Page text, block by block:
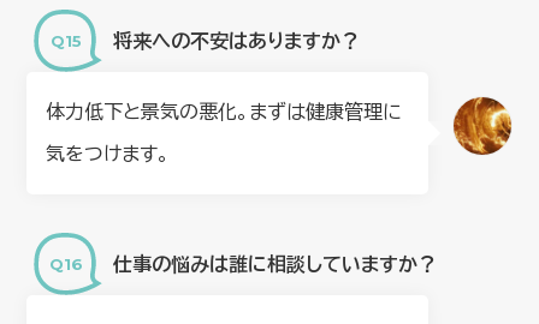
将来への不安はありますか？
体力低下と景気の悪化。まずは健康管理に
気をつけます。
仕事の悩みは誰に相談していますか？